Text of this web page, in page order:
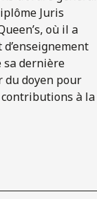
Juris
où il a
sa dernière
du doyen pour
contributions à la